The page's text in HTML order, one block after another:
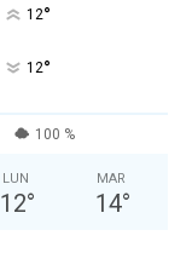
12°
12°
100 %
LUN
12°
MAR
14°